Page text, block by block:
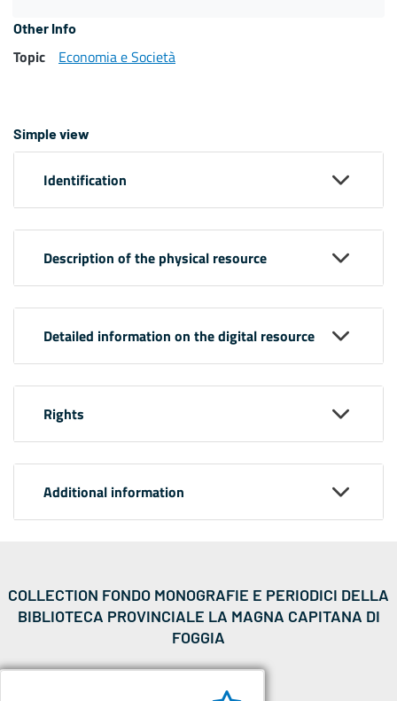
Other Info
Topic Economia e Società
Simple view
Identification
Description of the physical resource
Detailed information on the digital resource
Rights
Additional information
COLLECTION FONDO MONOGRAFIE E PERIODICI DELLA
BIBLIOTECA PROVINCIALE LA MAGNA CAPITANA DI
FOGGIA